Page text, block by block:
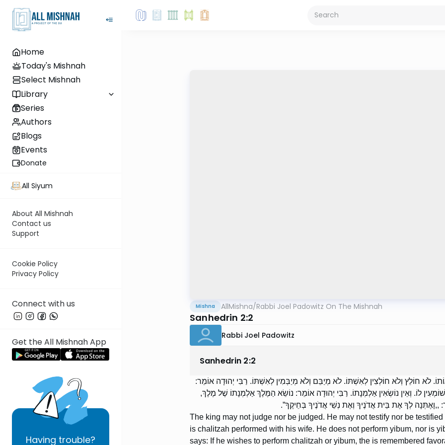
Home
Today's Mishnah
Select Mishnah
Library
Series
Authors
Blogs
Events
Donate
All Siyum
About All Mishnah
Contact us
Support
Cookie Policy
Privacy Policy
Connect with us
Get the All Mishnah App
Having trouble?
Mishna AllMishna/Rabbi Joel Padowitz On The Mishnah
Sanhedrin 2:2
Rabbi Joel Padowitz
Sanhedrin 2:2
לֹא חוֹלֵץ וְלֹא חוֹלְצִין לְאִשְׁתּוֹ. לֹא מְיַבֵּם וְלֹא מְיַבְּמִין לְאִשְׁתּוֹ. רַבִּי יְהוּדָה אוֹמֵר:
לוֹ. וְאֵין נוֹשְׂאִין אַלְמְנָתוֹ. רַבִּי יְהוּדָה אוֹמֵר: נוֹשֵׂא הַמֶּלֶךְ אַלְמְנָתוֹ שֶׁל מֶלֶךְ,
לְךָ אֶת בֵּית אֲדֹנֶיךָ וְאֶת נְשֵׁי אֲדֹנֶיךָ בְּחֵיקֶךָ”.
The king may not judge nor be judged. He may not testify nor be
is chalitzah performed with his wife. He does not perform yibum, nor is
says: If he wishes to perform chalitzah or yibum, the is remembered